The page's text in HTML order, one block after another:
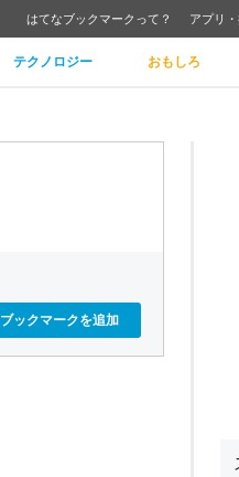
はてなブックマークって？ アプリ
テクノロジー おもしろ
ブックマークを追加